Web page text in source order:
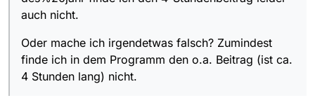
auch nicht.
Oder mache ich irgendetwas falsch? Zumindest
finde ich in dem Programm den o.a. Beitrag (ist ca.
4 Stunden lang) nicht.